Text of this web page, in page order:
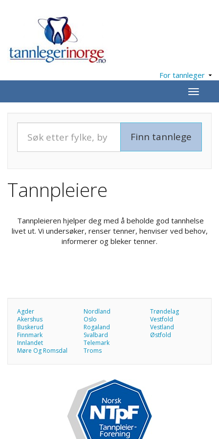
For tannleger
Meny
Tannpleiere
Tannpleieren hjelper deg med å beholde god tannhelse
livet ut. Vi undersøker, renser tenner, henviser ved behov,
informerer og bleker tenner.
Agder
Akershus
Buskerud
Finnmark
Innlandet
Møre Og Romsdal
Nordland
Oslo
Rogaland
Svalbard
Telemark
Troms
Trøndelag
Vestfold
Vestland
Østfold